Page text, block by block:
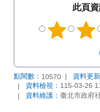
此頁
點閱數： 10570 資料更新
資料檢視： 115-03-26
資料維護： 臺北市政府